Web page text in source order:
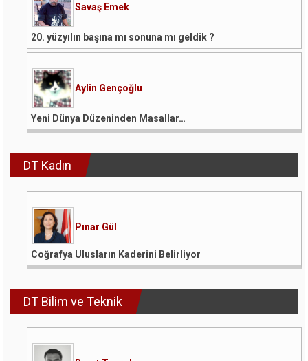
Savaş Emek
20. yüzyılın başına mı sonuna mı geldik ?
Aylin Gençoğlu
Yeni Dünya Düzeninden Masallar…
DT Kadın
Pınar Gül
Coğrafya Ulusların Kaderini Belirliyor
DT Bilim ve Teknik